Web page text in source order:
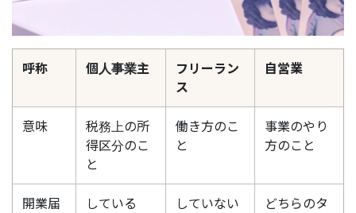
呼称 個人事業主
フリーラン
ス
自営業
意味
税務上の所
得区分のこ
と
働き方のこ
と
事業のやり
方のこと
開業届
している していない
どちらのタ